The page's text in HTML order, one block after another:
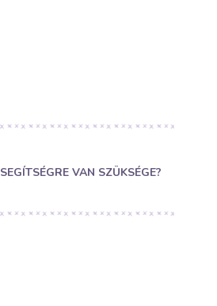
SEGÍTSÉGRE VAN SZÜKSÉGE?